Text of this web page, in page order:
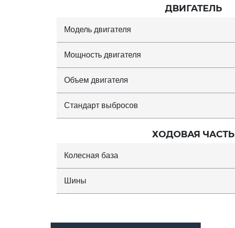
ДВИГАТЕЛЬ
Модель двигателя
Мощность двигателя
Объем двигателя
Стандарт выбросов
ХОДОВАЯ ЧАСТЬ
Колесная база
Шины